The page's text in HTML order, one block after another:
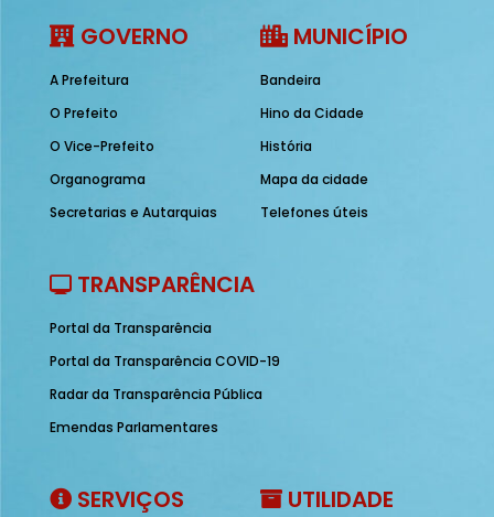
GOVERNO
A Prefeitura
O Prefeito
O Vice-Prefeito
Organograma
Secretarias e Autarquias
MUNICÍPIO
Bandeira
Hino da Cidade
História
Mapa da cidade
Telefones úteis
TRANSPARÊNCIA
Portal da Transparência
Portal da Transparência COVID-19
Radar da Transparência Pública
Emendas Parlamentares
SERVIÇOS UTILIDADE